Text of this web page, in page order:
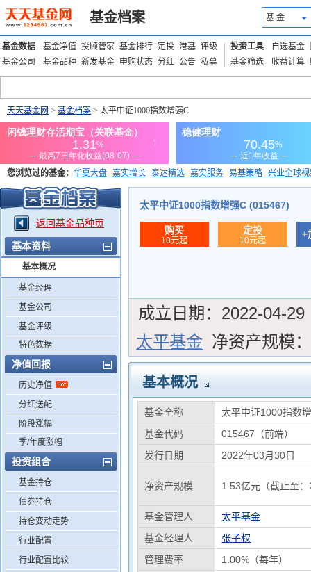
基金档案 基 金
基金数据 基金净值 投顾管家 基金排行 定投 港基 评级
基金公司
基金品种 新发基金 申购状态 分红 公告 私募
投资工具 自选基金
基金筛选
收益计算
天天基金网 > 基金档案 > 太平中证1000指数增强C
您浏览过的基金： 华夏大盘 嘉实增长 泰达精选 嘉实服务 易基策略 兴业全球
添富优势 华安宏利 上证180价值ETF
返回基金品种页
基本资料
基本概况
基金经理
基金公司
基金评级
特色数据
净值回报
历史净值
分红送配
阶段涨幅
季/年度涨幅
投资组合
基金持仓
债券持仓
持仓变动走势
行业配置
行业配置比较
太平中证1000指数增强C (015467)
购买
10元起
定投
10元起
+
成立日期： 2022-04-29
太平基金 净资产规模：
基本概况
基金全称
太平中证1000指数
基金代码
015467（前端）
发行日期
2022年03月30日
净资产规模 1.53亿元（截止至
基金管理人
太平基金
基金经理人
张子权
管理费率
1.00%（每年）